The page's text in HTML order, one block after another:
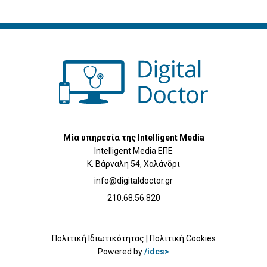
Μία υπηρεσία της Intelligent Media
Intelligent Media ΕΠΕ
Κ. Βάρναλη 54, Χαλάνδρι
info@digitaldoctor.gr
210.68.56.820
Πολιτική Ιδιωτικότητας | Πολιτική Cookies
Powered by/idcs>